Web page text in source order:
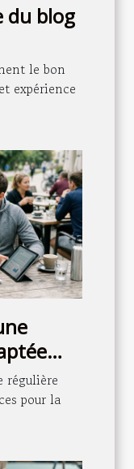
du blog
le bon
expérience
régulière
pour la